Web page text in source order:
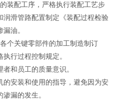
装配工序，严格执行装配工艺步
滑管路配置制定《装配过程检验
油。
个关键零部件的加工制造制订
执行过程控制规定。
和员工的质量意识。
的安装和使用的指导，避免因为安
漏的发生。